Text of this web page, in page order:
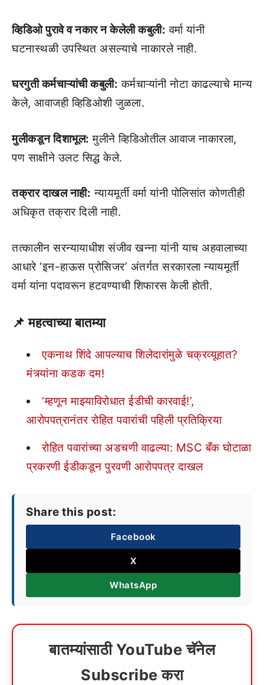
व्हिडिओ पुरावे व नकार न केलेली कबुली: वर्मा यांनी
घटनास्थळी उपस्थित असल्याचे नाकारले नाही.
घरगुती कर्मचाऱ्यांची कबुली: कर्मचाऱ्यांनी नोटा काढल्याचे मान्य
केले, आवाजही व्हिडिओशी जुळला.
मुलीकडून दिशाभूल: मुलीने व्हिडिओतील आवाज नाकारला,
पण साक्षीने उलट सिद्ध केले.
तक्रार दाखल नाही: न्यायमूर्ती वर्मा यांनी पोलिसांत कोणतीही
अधिकृत तक्रार दिली नाही.
तत्कालीन सरन्यायाधीश संजीव खन्ना यांनी याच अहवालाच्या
आधारे ‘इन-हाऊस प्रोसिजर’ अंतर्गत सरकारला न्यायमूर्ती
वर्मा यांना पदावरून हटवण्याची शिफारस केली होती.
📌 महत्वाच्या बातम्या
एकनाथ शिंदे आपल्याच शिलेदारांमुळे चक्रव्यूहात?
मंत्र्यांना कडक दम!
‘म्हणून माझ्याविरोधात ईडीची कारवाई!’,
आरोपपत्रानंतर रोहित पवारांची पहिली प्रतिक्रिया
रोहित पवारांच्या अडचणी वाढल्या: MSC बँक घोटाळा
प्रकरणी ईडीकडून पुरवणी आरोपपत्र दाखल
Share this post:
Facebook
X
WhatsApp
बातम्यांसाठी YouTube चॅनेल
Subscribe करा